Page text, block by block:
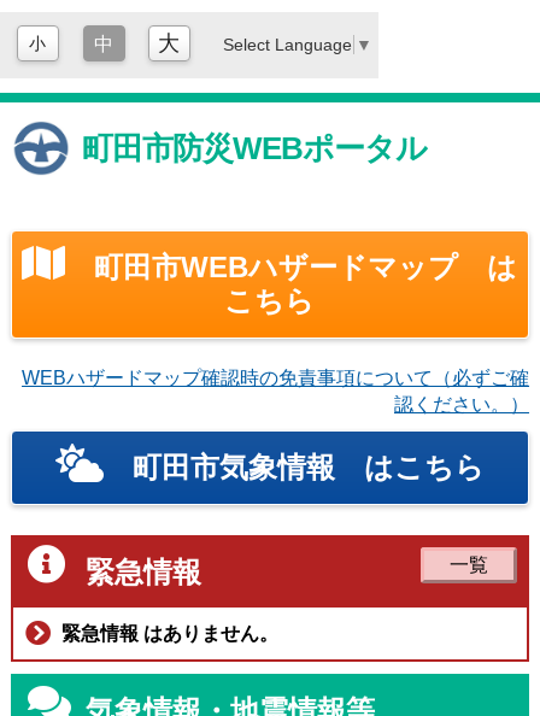
小 中 大 Select Language ▼
町田市防災WEBポータル
町田市WEBハザードマップ は
こちら
WEBハザードマップ確認時の免責事項について（必ずご確
認ください。）
町田市気象情報 はこちら
一覧
緊急情報
緊急情報 はありません。